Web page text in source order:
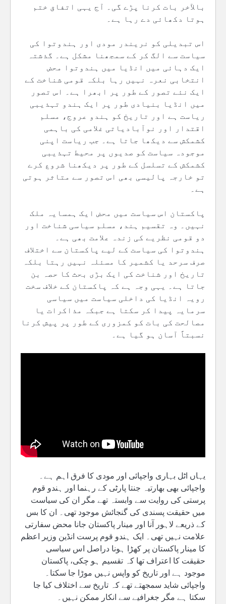
بالآخر بات کرنا پڑے گی۔ آج یہی اتفاق ختم
ہوتا دکھائی دے رہا ہے۔
اس تبدیلی کو نریندر مودی اور ہندوتوا کی
سیاست سے الگ کر کے سمجھنا مشکل ہے۔ گذشتہ
ایک دہائی میں انڈیا میں ہندوتوا محض
انتخابی نعرہ نہیں رہا بلکہ قومی شناخت کے
ایک نئے تصور کے طور پر ابھرا ہے۔ اس تصور
میں انڈیا بنیادی طور پر ایک ہندو تہذیبی
ریاست ہے اور تاریخ کو ہندو عروج، مسلم
اقتدار اور نوآبادیاتی غلامی کی باہمی
کشمکش سے دیکھا جاتا ہے۔ جب ریاست اپنی
موجودہ سیاست کو صدیوں پر محیط تہذیبی
کشمکش کے تسلسل کے طور پر دیکھنا شروع کرے
تو خارجہ پالیسی بھی اس تصور سے متاثر ہوتی
ہے۔
پاکستان اس سیاست میں محض ایک ہمسایہ ملک
نہیں۔ وہ تقسیم ہند، مسلم سیاسی شناخت اور
دو قومی نظریے کی زندہ علامت بھی ہے۔
ہندوتوا کی سیاست کے لیے پاکستان سے اختلاف
صرف سرحد یا کشمیر کا مسئلہ نہیں رہتا بلکہ
تاریخ اور شناخت کی ایک بڑی بحث کا حصہ بن
جاتا ہے۔ یہی وجہ ہے کہ پاکستان کے خلاف سخت
رویہ انڈیا کی داخلی سیاست میں سیاسی
سرمایہ پیدا کر سکتا ہے جبکہ مذاکرات یا
مصالحت کی بات کو کمزوری کے طور پر پیش کرنا
نسبتاً آسان ہو گیا ہے۔
یہاں اٹل بہاری واجپائی اور مودی کا فرق اہم ہے۔
واجپائی بھی بھارتیہ جنتا پارٹی کے رہنما اور ہندو قوم
پرستی کی روایت سے وابستہ تھے مگر ان کی سیاست
میں حقیقت پسندی کی گنجائش موجود تھی۔ ان کا بس
کے ذریعے لاہور آنا اور مینار پاکستان جانا محض سفارتی
علامت نہیں تھی۔ ایک ہندو قوم پرست انڈین وزیر اعظم
کا مینار پاکستان پر کھڑا ہونا دراصل اس سیاسی
حقیقت کا اعتراف تھا کہ تقسیم ہو چکی، پاکستان
موجود ہے اور تاریخ کو واپس نہیں موڑا جا سکتا۔
واجپائی شاید سمجھتے تھے کہ تاریخ سے اختلاف کیا جا
سکتا ہے مگر جغرافیے سے انکار ممکن نہیں۔